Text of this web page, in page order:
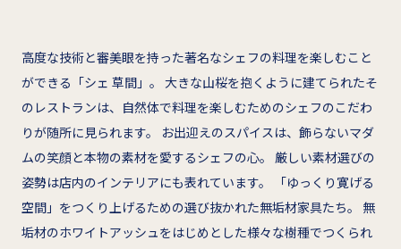
高度な技術と審美眼を持った著名なシェフの料理を楽しむこと
ができる「シェ 草間」。 大きな山桜を抱くように建てられたそ
のレストランは、自然体で料理を楽しむためのシェフのこだわ
りが随所に見られます。 お出迎えのスパイスは、飾らないマダ
ムの笑顔と本物の素材を愛するシェフの心。 厳しい素材選びの
姿勢は店内のインテリアにも表れています。 「ゆっくり寛げる
空間」をつくり上げるための選び抜かれた無垢材家具たち。 無
垢材のホワイトアッシュをはじめとした様々な樹種でつくられ